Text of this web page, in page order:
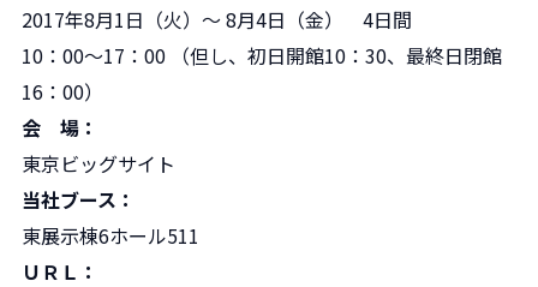
2017年8月1日（火）～ 8月4日（金） 4日間
10：00～17：00 （但し、初日開館10：30、最終日閉館
16：00）
会 場 ：
東京ビッグサイト
当社ブース ：
東展示棟6ホール511
ＵＲＬ ：